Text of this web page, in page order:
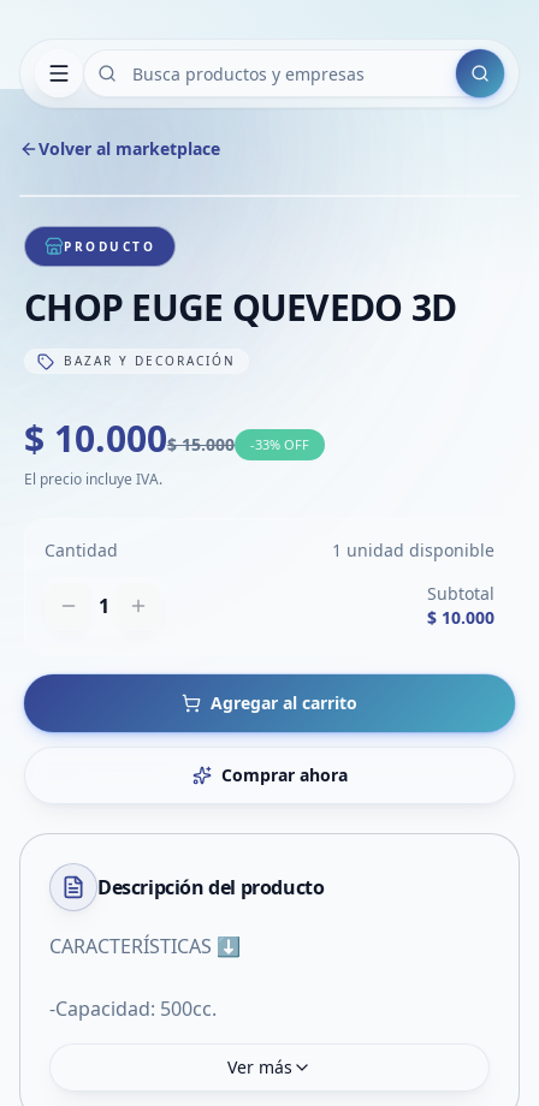
Buscar
Volver al marketplace
1/1
PRODUCTO
CHOP EUGE QUEVEDO 3D
BAZAR Y DECORACIÓN
$ 10.000$ 15.000 -33% OFF
El precio incluye IVA.
Cantidad 1 unidad disponible
1
Subtotal
$ 10.000
Agregar al carrito
Comprar ahora
Descripción del producto
CARACTERÍSTICAS ⬇️
-Capacidad: 500cc.
Ver más